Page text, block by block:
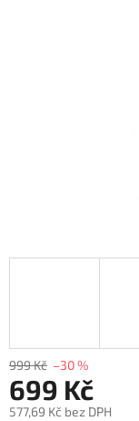
999 Kč –30 %
699 Kč
577,69 Kč bez DPH